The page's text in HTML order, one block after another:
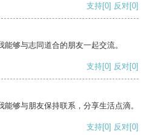
支持[0] 反对[0]
够与志同道合的朋友一起交流。
支持[0] 反对[0]
够与朋友保持联系，分享生活点滴。
支持[0] 反对[0]